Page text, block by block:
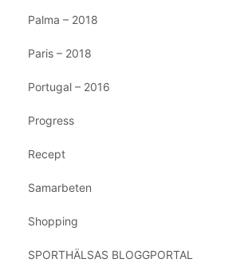
Palma – 2018
Paris – 2018
Portugal – 2016
Progress
Recept
Samarbeten
Shopping
SPORTHÄLSAS BLOGGPORTAL